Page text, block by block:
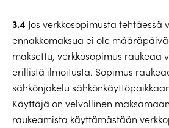
3.4 Jos verkkosopimusta tehtäessä
ennakkomaksua ei ole
maksettu, verkkosopimus raukeaa
erillistä ilmoitusta. Sopimus
sähkönjakelu
Käyttäjä on velvollinen
raukeamista käyttämästään